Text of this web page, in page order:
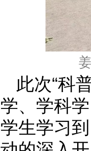
此次“科
学、学科
学生学习